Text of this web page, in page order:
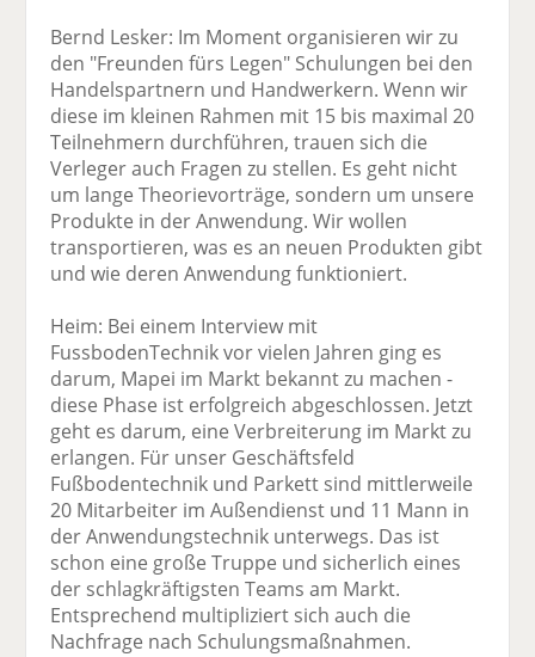
Bernd Lesker: Im Moment organisieren wir zu
den "Freunden fürs Legen" Schulungen bei den
Handelspartnern und Handwerkern. Wenn wir
diese im kleinen Rahmen mit 15 bis maximal 20
Teilnehmern durchführen, trauen sich die
Verleger auch Fragen zu stellen. Es geht nicht
um lange Theorievorträge, sondern um unsere
Produkte in der Anwendung. Wir wollen
transportieren, was es an neuen Produkten gibt
und wie deren Anwendung funktioniert.
Heim: Bei einem Interview mit
FussbodenTechnik vor vielen Jahren ging es
darum, Mapei im Markt bekannt zu machen -
diese Phase ist erfolgreich abgeschlossen. Jetzt
geht es darum, eine Verbreiterung im Markt zu
erlangen. Für unser Geschäftsfeld
Fußbodentechnik und Parkett sind mittlerweile
20 Mitarbeiter im Außendienst und 11 Mann in
der Anwendungstechnik unterwegs. Das ist
schon eine große Truppe und sicherlich eines
der schlagkräftigsten Teams am Markt.
Entsprechend multipliziert sich auch die
Nachfrage nach Schulungsmaßnahmen.